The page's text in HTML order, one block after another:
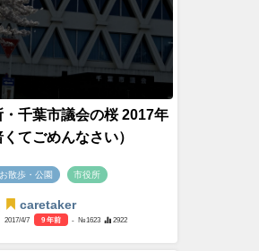
千葉市議会の桜 2017年
くてごめんなさい）
お散歩・公園 市役所
caretaker
2017/4/7 9 年前 - №1623 2922